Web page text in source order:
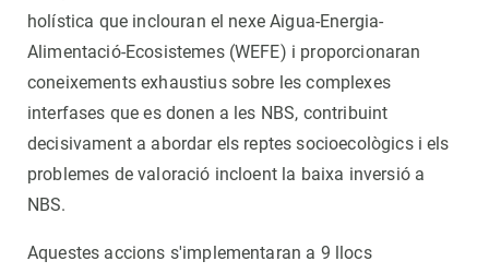
holística que inclouran el nexe Aigua-Energia-
Alimentació-Ecosistemes (WEFE) i proporcionaran
coneixements exhaustius sobre les complexes
interfases que es donen a les NBS, contribuint
decisivament a abordar els reptes socioecològics i els
problemes de valoració incloent la baixa inversió a
NBS.
Aquestes accions s'implementaran a 9 llocs